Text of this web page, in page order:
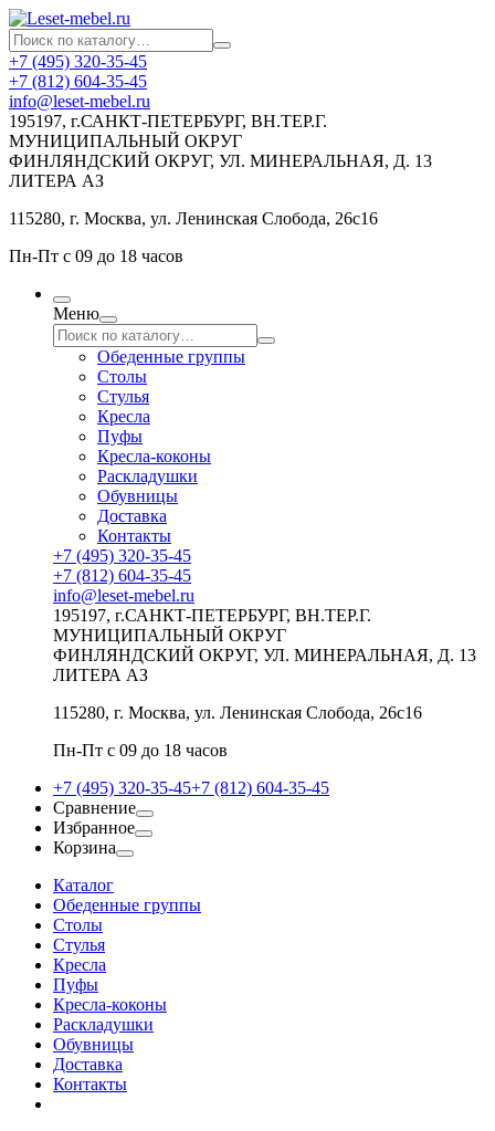
+7 (495) 320-35-45
+7 (812) 604-35-45
info@leset-mebel.ru
195197, г.САНКТ-ПЕТЕРБУРГ, ВН.ТЕР.Г.
МУНИЦИПАЛЬНЫЙ ОКРУГ
ФИНЛЯНДСКИЙ ОКРУГ, УЛ. МИНЕРАЛЬНАЯ, Д. 13
ЛИТЕРА АЗ
115280, г. Москва, ул. Ленинская Слобода, 26с16
Пн-Пт с 09 до 18 часов
Меню
Обеденные группы
Столы
Стулья
Кресла
Пуфы
Кресла-коконы
Раскладушки
Обувницы
Доставка
Контакты
+7 (495) 320-35-45
+7 (812) 604-35-45
info@leset-mebel.ru
195197, г.САНКТ-ПЕТЕРБУРГ, ВН.ТЕР.Г.
МУНИЦИПАЛЬНЫЙ ОКРУГ
ФИНЛЯНДСКИЙ ОКРУГ, УЛ. МИНЕРАЛЬНАЯ, Д. 13
ЛИТЕРА АЗ
115280, г. Москва, ул. Ленинская Слобода, 26с16
Пн-Пт с 09 до 18 часов
+7 (495) 320-35-45+7 (812) 604-35-45
Сравнение
Избранное
Корзина
Каталог
Обеденные группы
Столы
Стулья
Кресла
Пуфы
Кресла-коконы
Раскладушки
Обувницы
Доставка
Контакты